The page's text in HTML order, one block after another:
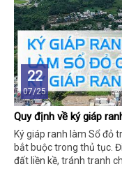
22
07/25
Quy định về ký giáp
Ký giáp ranh làm Sổ đỏ
bắt buộc trong thủ tục.
đất liền kề, tránh tranh